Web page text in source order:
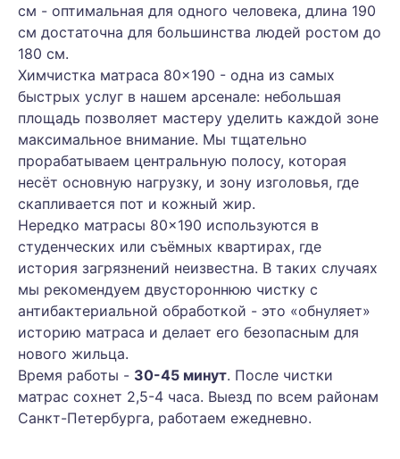
см - оптимальная для одного человека, длина 190
см достаточна для большинства людей ростом до
180 см.
Химчистка матраса 80×190 - одна из самых
быстрых услуг в нашем арсенале: небольшая
площадь позволяет мастеру уделить каждой зоне
максимальное внимание. Мы тщательно
прорабатываем центральную полосу, которая
несёт основную нагрузку, и зону изголовья, где
скапливается пот и кожный жир.
Нередко матрасы 80×190 используются в
студенческих или съёмных квартирах, где
история загрязнений неизвестна. В таких случаях
мы рекомендуем двустороннюю чистку с
антибактериальной обработкой - это «обнуляет»
историю матраса и делает его безопасным для
нового жильца.
Время работы - 30-45 минут. После чистки
матрас сохнет 2,5-4 часа. Выезд по всем районам
Санкт-Петербурга, работаем ежедневно.